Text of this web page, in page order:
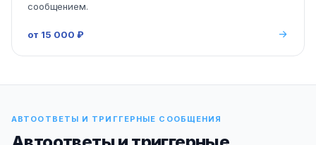
сообщением.
от 15 000 ₽
АВТООТВЕТЫ И ТРИГГЕРНЫЕ СООБЩЕНИЯ